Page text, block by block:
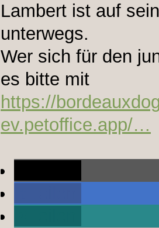
Lambert ist auf
unterwegs.
Wer sich für den
es bitte mit
https://
ev.petoffice.app/…